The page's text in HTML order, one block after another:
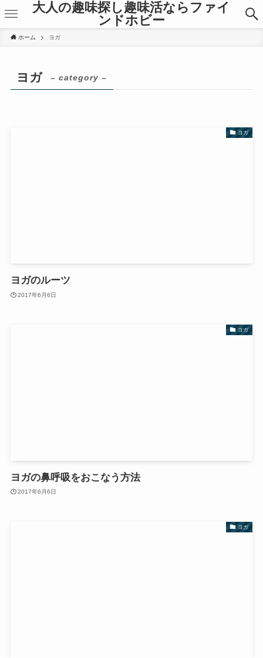
大人の趣味探し趣味活ならファイ
ンドホビー
ホーム ヨガ
ヨガ – category –
ヨガ
ヨガのルーツ
2017年6月6日
ヨガ
ヨガの鼻呼吸をおこなう方法
2017年6月6日
ヨガ